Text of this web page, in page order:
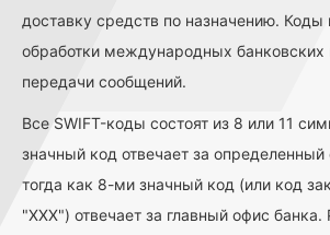
доставку средств по назначению. Коды
обработки международных банковских
передачи сообщений.
Все SWIFT-коды состоят из 8 или 11
значный код отвечает за определенный
тогда как 8-ми значный код (или код
"ХХХ") отвечает за главный офис банка.